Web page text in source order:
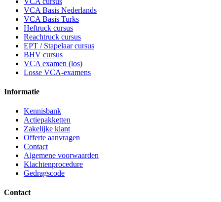
VCA Basis Nederlands
VCA Basis Turks
Heftruck cursus
Reachtruck cursus
EPT / Stapelaar cursus
BHV cursus
VCA examen (los)
Losse VCA-examens
Informatie
Kennisbank
Actiepakketten
Zakelijke klant
Offerte aanvragen
Contact
Algemene voorwaarden
Klachtenprocedure
Gedragscode
Contact